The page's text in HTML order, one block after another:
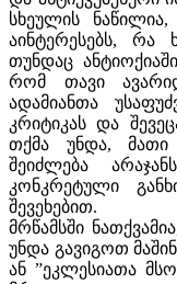
სხეულის
აინტერესებს, რა
თუნდაც
რომ თავი
ადამიანთა
კრიტიკას და
თქმა უნდა, მათი
შეიძლება
კონკრეტული
შევეხებით.
მრწამსში
უნდა გავიგოთ
ან ”ეკლესიათა